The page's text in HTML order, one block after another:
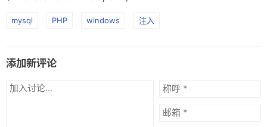
mysql PHP windows 注入
添加新评论